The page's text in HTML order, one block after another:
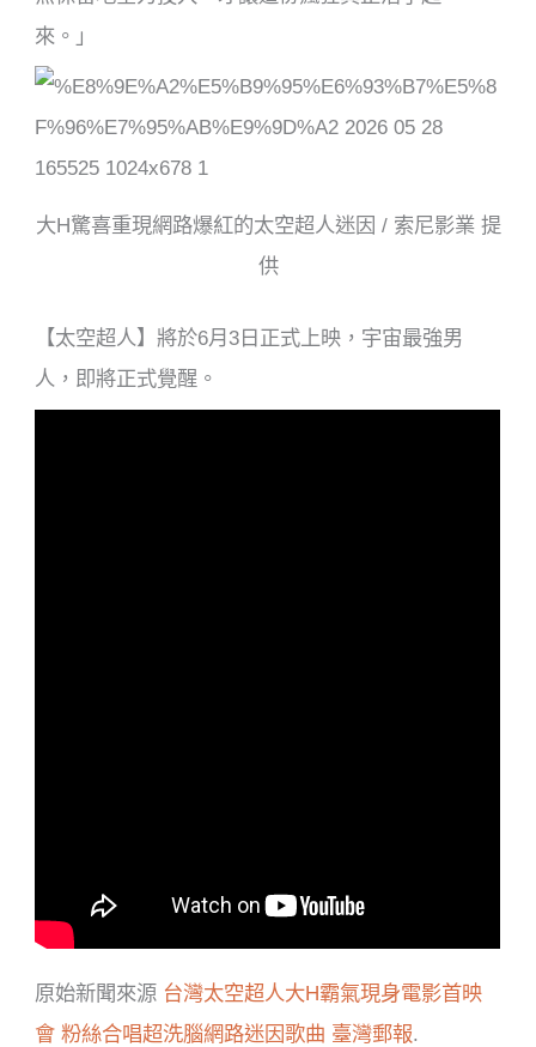
來。」
大H驚喜重現網路爆紅的太空超人迷因 / 索尼影業 提
供
【太空超人】將於6月3日正式上映，宇宙最強男
人，即將正式覺醒。
原始新聞來源 台灣太空超人大H霸氣現身電影首映
會 粉絲合唱超洗腦網路迷因歌曲 臺灣郵報.